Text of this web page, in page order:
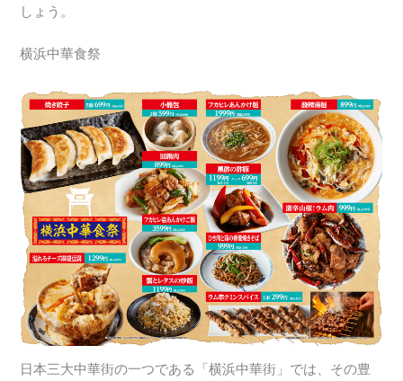
しょう。
横浜中華食祭
日本三大中華街の一つである「横浜中華街」では、その豊